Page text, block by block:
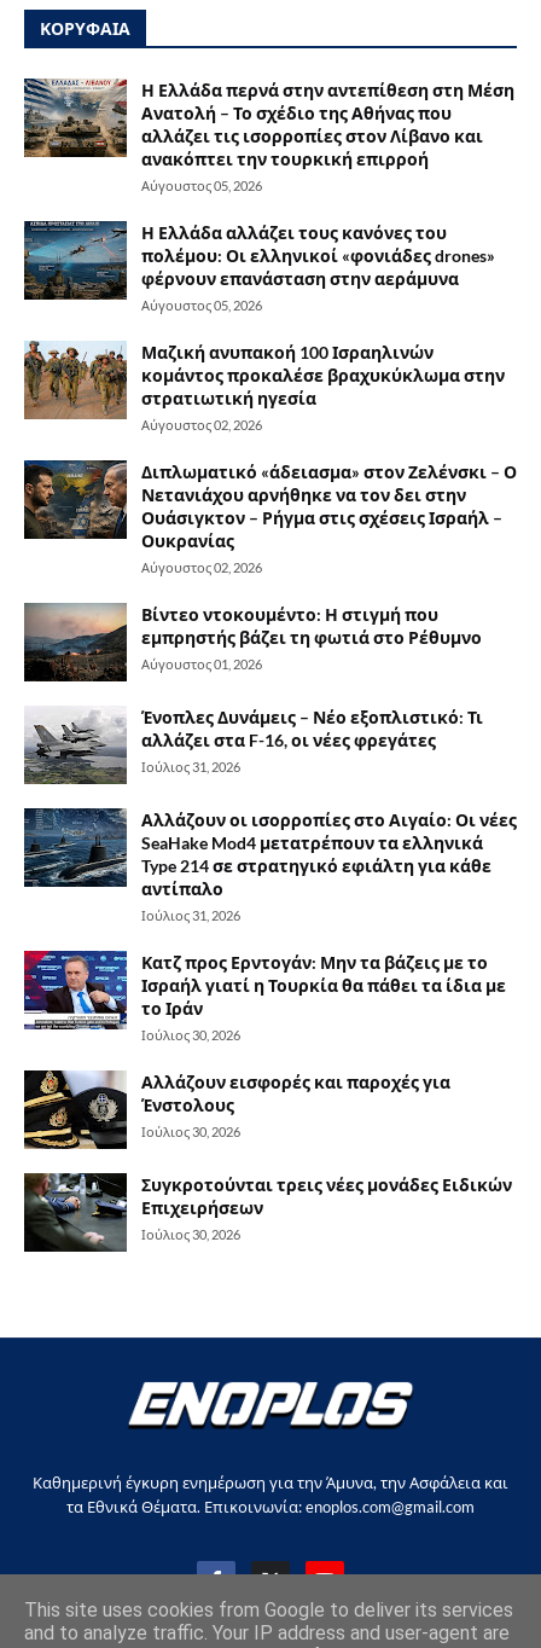
ΚΟΡΥΦΑΙΑ
Η Ελλάδα περνά στην αντεπίθεση στη Μέση
Ανατολή – Το σχέδιο της Αθήνας που
αλλάζει τις ισορροπίες στον Λίβανο και
ανακόπτει την τουρκική επιρροή
Αύγουστος 05, 2026
Η Ελλάδα αλλάζει τους κανόνες του
πολέμου: Οι ελληνικοί «φονιάδες drones»
φέρνουν επανάσταση στην αεράμυνα
Αύγουστος 05, 2026
Μαζική ανυπακοή 100 Ισραηλινών
κομάντος προκαλέσε βραχυκύκλωμα στην
στρατιωτική ηγεσία
Αύγουστος 02, 2026
Διπλωματικό «άδειασμα» στον Ζελένσκι – Ο
Νετανιάχου αρνήθηκε να τον δει στην
Ουάσιγκτον – Ρήγμα στις σχέσεις Ισραήλ –
Ουκρανίας
Αύγουστος 02, 2026
Βίντεο ντοκουμέντο: Η στιγμή που
εμπρηστής βάζει τη φωτιά στο Ρέθυμνο
Αύγουστος 01, 2026
Ένοπλες Δυνάμεις – Νέο εξοπλιστικό: Τι
αλλάζει στα F-16, οι νέες φρεγάτες
Ιούλιος 31, 2026
Αλλάζουν οι ισορροπίες στο Αιγαίο: Οι νέες
SeaHake Mod4 μετατρέπουν τα ελληνικά
Type 214 σε στρατηγικό εφιάλτη για κάθε
αντίπαλο
Ιούλιος 31, 2026
Κατζ προς Ερντογάν: Μην τα βάζεις με το
Ισραήλ γιατί η Τουρκία θα πάθει τα ίδια με
το Ιράν
Ιούλιος 30, 2026
Αλλάζουν εισφορές και παροχές για
Ένστολους
Ιούλιος 30, 2026
Συγκροτούνται τρεις νέες μονάδες Ειδικών
Επιχειρήσεων
Ιούλιος 30, 2026
Καθημερινή έγκυρη ενημέρωση για την Άμυνα, την Ασφάλεια και
τα Εθνικά Θέματα. Επικοινωνία: enoplos.com@gmail.com
This site uses cookies from Google to deliver its services
and to analyze traffic. Your IP address and user-agent are